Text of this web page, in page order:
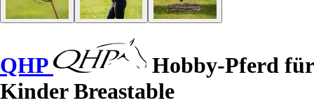
QHP
Hobby-Pferd für
Kinder Breastable